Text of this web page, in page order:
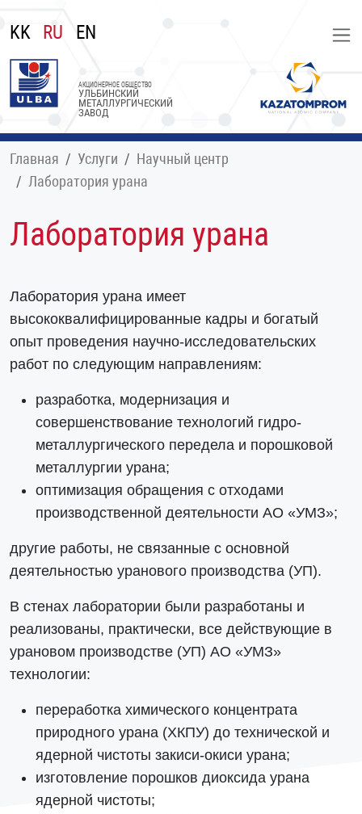
KK RU EN
УЛЬБИНСКИЙ
МЕТАЛЛУРГИЧЕСКИЙ
ЗАВОД
АКЦИОНЕРНОЕ ОБЩЕСТВО
Главная Услуги
Научный центр
Лаборатория урана
Лаборатория урана
Лаборатория урана имеет
высококвалифицированные кадры и богатый
опыт проведения научно-исследовательских
работ по следующим направлениям:
разработка, модернизация и
совершенствование технологий гидро-
металлургического передела и порошковой
металлургии урана;
оптимизация обращения с отходами
производственной деятельности АО «УМЗ»;
другие работы, не связанные с основной
деятельностью уранового производства (УП).
В стенах лаборатории были разработаны и
реализованы, практически, все действующие в
урановом производстве (УП) АО «УМЗ»
технологии:
переработка химического концентрата
природного урана (ХКПУ) до технической и
ядерной чистоты закиси-окиси урана;
изготовление порошков диоксида урана
ядерной чистоты;